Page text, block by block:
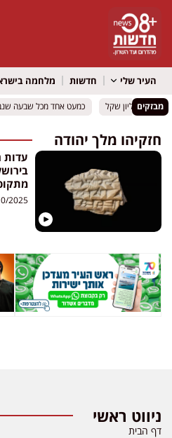
העיר שלי חדשות מלחמה
מבזקיםשקל
שקל כמעט אחד מכל שבעה
כמעט אחד מכל שבעה
חזקיהו מלך יהודה
עדות
2025
ניווט ראשי
דף הבית